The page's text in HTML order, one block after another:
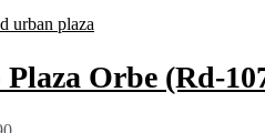
Plaza Orbe (Rd-